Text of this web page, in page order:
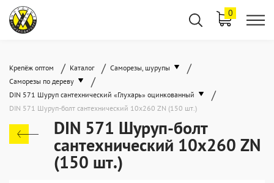
0
Крепёж оптом / Каталог / Саморезы, шурупы /
Саморезы по дереву /
DIN 571 Шуруп сантехнический «Глухарь» оцинкованный /
DIN 571 Шуруп-болт сантехнический 10x260 ZN (150 шт.)
DIN 571 Шуруп-болт
сантехнический 10x260 ZN
(150 шт.)